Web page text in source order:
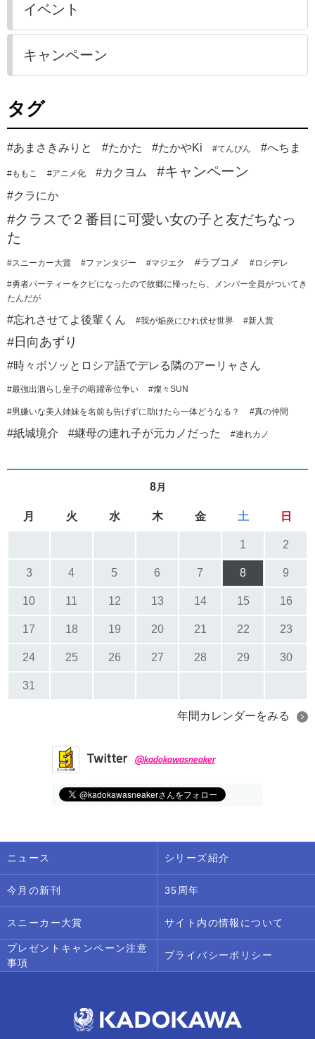
イベント
キャンペーン
タグ
#あまさきみりと #たかた #たかやKi #てんびん #へちま
#ももこ #アニメ化 #カクヨム #キャンペーン
#クラにか
#クラスで２番目に可愛い女の子と友だちなっ
た
#スニーカー大賞 #ファンタジー #マジエク #ラブコメ #ロシデレ
#勇者パーティーをクビになったので故郷に帰ったら、メンバー全員がついてき
たんだが
#忘れさせてよ後輩くん #我が焔炎にひれ伏せ世界 #新人賞
#日向あずり
#時々ボソッとロシア語でデレる隣のアーリャさん
#最強出涸らし皇子の暗躍帝位争い #燦々SUN
#男嫌いな美人姉妹を名前も告げずに助けたら一体どうなる？ #真の仲間
#紙城境介 #継母の連れ子が元カノだった #連れカノ
8月
月 火 水 木 金 土 日
1 2
3 4 5 6 7 8 9
10 11 12 13 14 15 16
17 18 19 20 21 22 23
24 25 26 27 28 29 30
31
年間カレンダーをみる
Twitter @kadokawasneaker
ニュース シリーズ紹介
今月の新刊 35周年
スニーカー大賞 サイト内の情報について
プレゼントキャンペーン注意
事項
プライバシーポリシー